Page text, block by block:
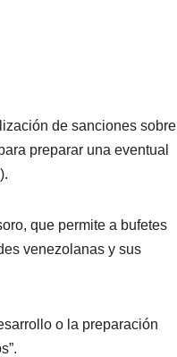
de sanciones sobre
preparar una eventual
que permite a bufetes
venezolanas y sus
o la preparación